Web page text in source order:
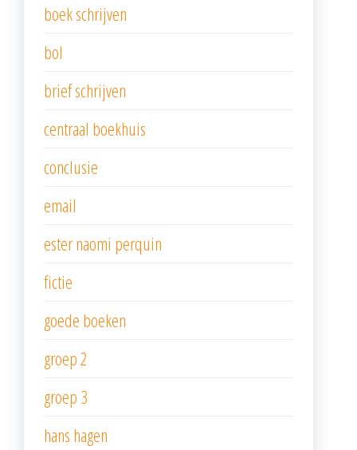
boek schrijven
bol
brief schrijven
centraal boekhuis
conclusie
email
ester naomi perquin
fictie
goede boeken
groep 2
groep 3
hans hagen